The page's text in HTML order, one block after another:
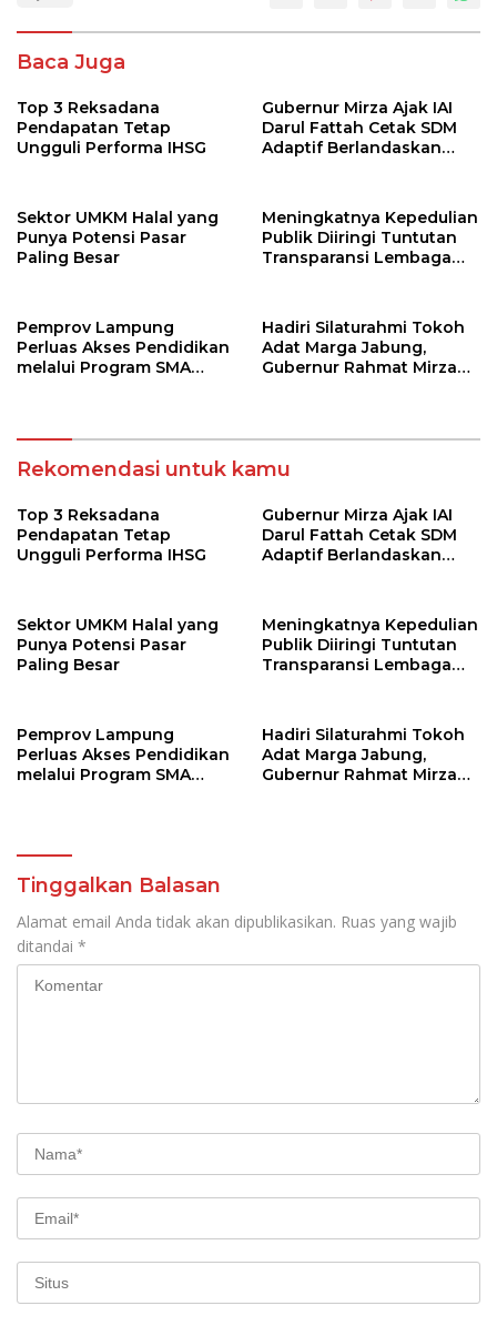
Baca Juga
Top 3 Reksadana
Pendapatan Tetap
Ungguli Performa IHSG
Gubernur Mirza Ajak IAI
Darul Fattah Cetak SDM
Adaptif Berlandaskan
Sektor UMKM Halal yang
Punya Potensi Pasar
Paling Besar
Meningkatnya Kepedulian
Publik Diiringi Tuntutan
Transparansi Lembaga
Pemprov Lampung
Perluas Akses Pendidikan
melalui Program SMA
Hadiri Silaturahmi Tokoh
Adat Marga Jabung,
Gubernur Rahmat Mirzani
Penguatan Budaya dan
SDM
Rekomendasi untuk kamu
Top 3 Reksadana
Pendapatan Tetap
Ungguli Performa IHSG
Gubernur Mirza Ajak IAI
Darul Fattah Cetak SDM
Adaptif Berlandaskan
Sektor UMKM Halal yang
Punya Potensi Pasar
Paling Besar
Meningkatnya Kepedulian
Publik Diiringi Tuntutan
Transparansi Lembaga
Pemprov Lampung
Perluas Akses Pendidikan
melalui Program SMA
Hadiri Silaturahmi Tokoh
Adat Marga Jabung,
Gubernur Rahmat Mirzani
Tinggalkan Balasan
Alamat email Anda tidak akan dipublikasikan. Ruas yang wajib
ditandai *